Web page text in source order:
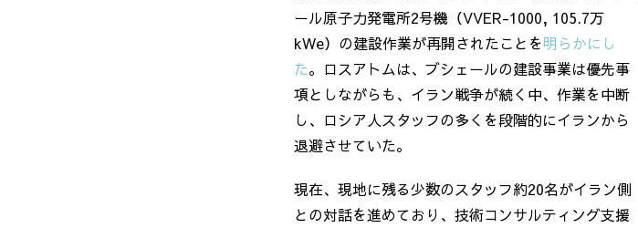
ール原子力発電所2号機（VVER-1000, 105.7万
kWe）の建設作業が再開されたことを明らかにし
た。ロスアトムは、ブシェールの建設事業は優先事
項としながらも、イラン戦争が続く中、作業を中断
し、ロシア人スタッフの多くを段階的にイランから
退避させていた。
現在、現地に残る少数のスタッフ約20名がイラン側
との対話を進めており、技術コンサルティング支援